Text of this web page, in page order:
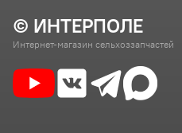
© ИНТЕРПОЛЕ
Интернет-магазин сельхоззапчастей